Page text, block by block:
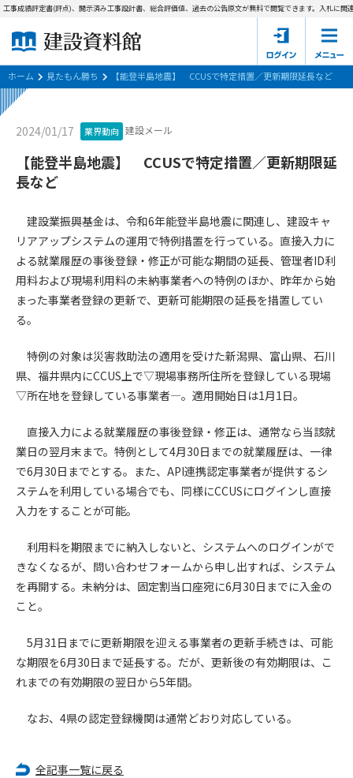
建設資料館とは
会員登録について
サポーター会員一覧
お問い合わせ
成績評定書(評点)、開示済み工事設計書、総合評価値、過去の公告原文が無料で閲覧できます。入札に関連
ホーム 見たもん勝ち 【能登半島地震】 CCUSで特定措置／更新期限延長など
2024/01/17 業界動向 建設メール
【能登半島地震】 CCUSで特定措置／更新期限延
長など
建設業振興基金は、令和6年能登半島地震に関連し、建設キャ
リアアップシステムの運用で特例措置を行っている。直接入力に
よる就業履歴の事後登録・修正が可能な期間の延長、管理者ID利
用料および現場利用料の未納事業者への特例のほか、昨年から始
まった事業者登録の更新で、更新可能期限の延長を措置してい
る。
特例の対象は災害救助法の適用を受けた新潟県、富山県、石川
県、福井県内にCCUS上で▽現場事務所住所を登録している現場
▽所在地を登録している事業者―。適用開始日は1月1日。
直接入力による就業履歴の事後登録・修正は、通常なら当該就
業日の翌月末まで。特例として4月30日までの就業履歴は、一律
で6月30日までとする。また、API連携認定事業者が提供するシ
ステムを利用している場合でも、同様にCCUSにログインし直接
入力をすることが可能。
利用料を期限までに納入しないと、システムへのログインがで
きなくなるが、問い合わせフォームから申し出すれば、システム
を再開する。未納分は、固定割当口座宛に6月30日までに入金の
こと。
5月31日までに更新期限を迎える事業者の更新手続きは、可能
な期限を6月30日まで延長する。だが、更新後の有効期限は、こ
れまでの有効期限の翌日から5年間。
なお、4県の認定登録機関は通常どおり対応している。
全記事一覧に戻る
パスワードの再発行
第1条（規約の目的）
会員サービスの利用条件等について定めるものです。
2. 管理者が建設資料館WEB上で随時掲載するルールは本規約の
一部を構成するものとします。
第2条（規約の変更）
ちに全ての会員が了承したものとみなします。
第4条（会員審査および資格の取り消し）
会員とは、本規約を承諾の上、所定の会員申込手続きを完了
後、管理者がこれを承認した者をいいます。
第4条（会員の定義と登録）
1. 管理者は前条により審査の結果、会員申込みをした者が以下
の何れかの項目に該当することがわかった場合、その者の会
員としての権限を承認しないことがあります。
(2) 本規約に違反した場合/li>
(3) 会員申し込みの際、申告事項に虚偽があった場合
(4) 会員申込者が管理者所定の手続き通りに会員申込手続き処
2. 管理者は承認後であっても承認した会員が前項の何れかに該
当することが判明した場合、会員資格を取り消すことがあり
ます。
1. 会員は申込の際に管理者が発行したIDおよびパスワードの使
2. 会員は、自己のIDおよびパスワードを、貸与、譲渡、売買、